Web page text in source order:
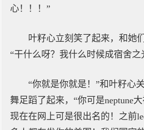
心！！！”
叶籽心立刻笑了起来，和她
“干什么呀？我什么时候成宿舍之
“你就是你就是！”和叶籽心
舞足蹈了起来，“你可是neptune
现在在网上可是很出名的！之前